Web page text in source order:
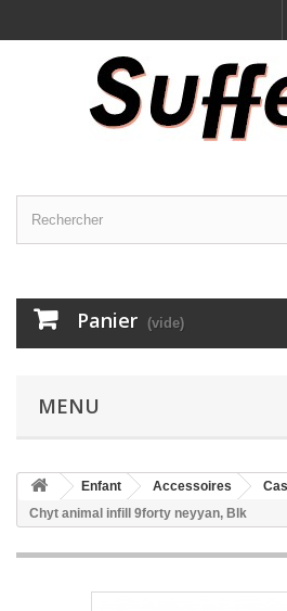
Panier (vide)
MENU
Enfant Accessoires
Chyt animal infill 9forty neyyan, Blk